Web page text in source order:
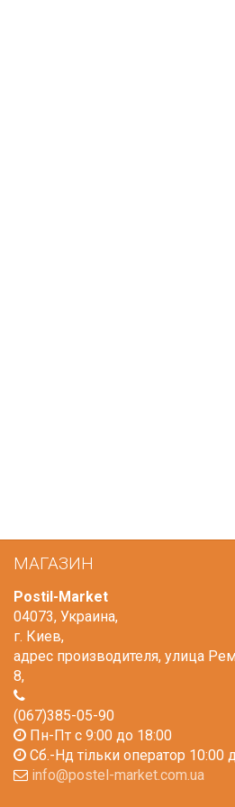
МАГАЗИН
Postil-Market
04073, Украина,
г. Киев,
адрес производителя, улица
8,
(067)385-05-90
Пн-Пт с 9:00 до 18:00
Сб.-Нд тільки оператор 10:00
info@postel-market.com.ua